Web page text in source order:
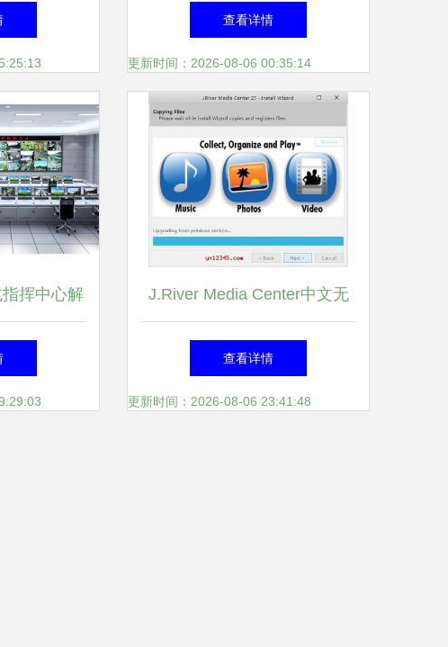
在中国，
媒体软件
构
能特点
查看详情
更新时间：2026-08-06 00:35:14
挥中心解
警务指挥
J.River Media Center中文无
限制版 多功能多媒体影音图
片管理播放软件V29.0.22深度
查看详情
更新时间：2026-08-06 23:41:48